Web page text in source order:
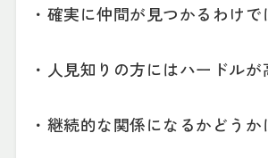
・確実に仲間が見つかるわけで
・人見知りの方にはハードルが
・継続的な関係になるかどうか